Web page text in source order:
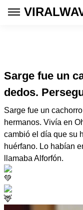
Sarge fue un
dedos.
Sarge fue un
hermanos. Vivía en
cambió el día que su
huérfano. Lo habían
llamaba Alforfón.